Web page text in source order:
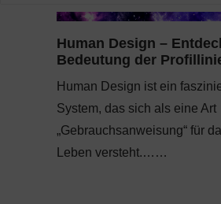
Human Design –
Bedeutung der
Human Design ist ein
System, das sich als eine Art
„Gebrauchsanweisung“ für
Leben versteht.……